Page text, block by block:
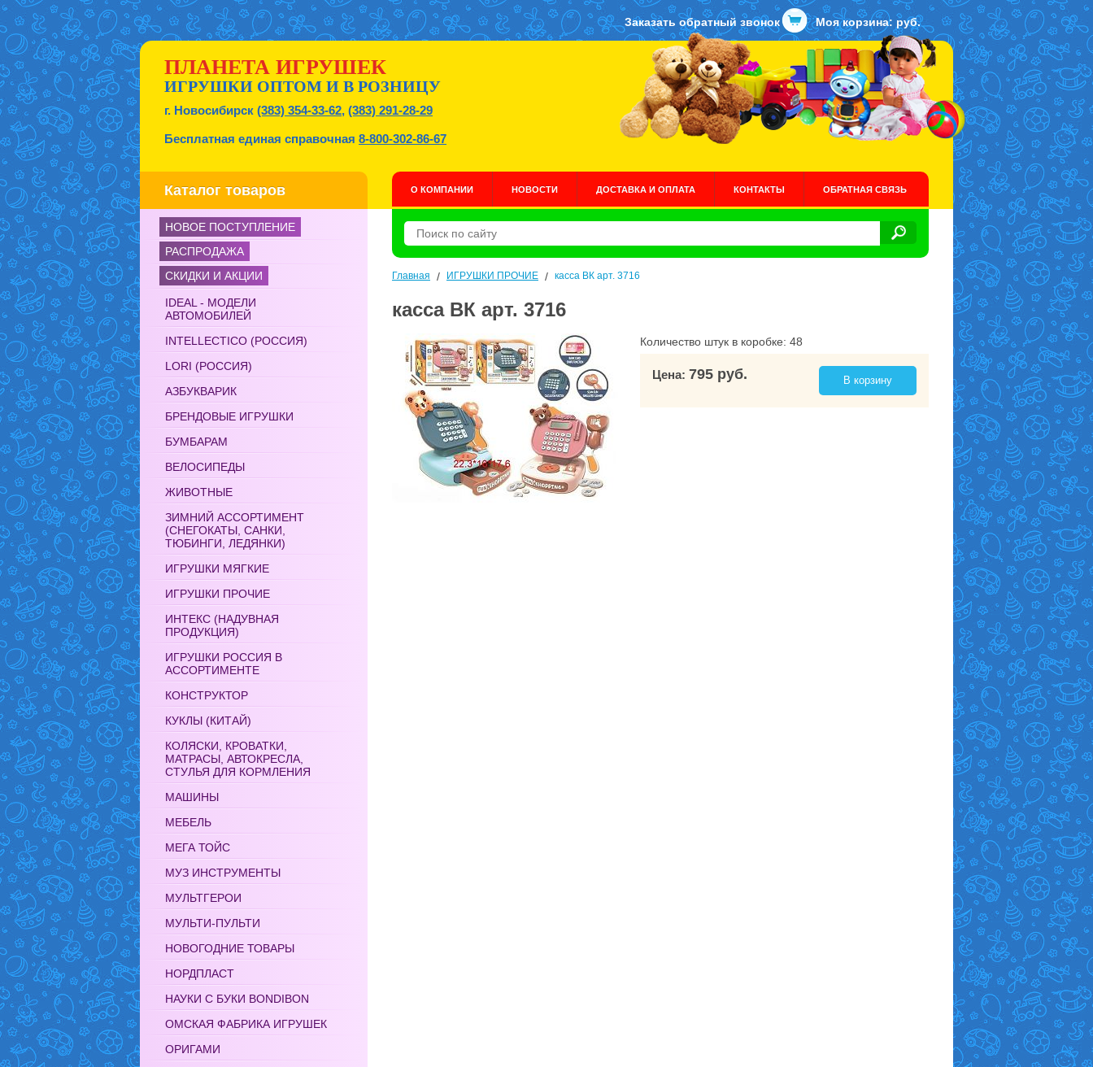
Заказать обратный звонок Моя корзина: руб.
ПЛАНЕТА ИГРУШЕК
ИГРУШКИ ОПТОМ И В РОЗНИЦУ
г. Новосибирск (383) 354-33-62, (383) 291-28-29
Бесплатная единая справочная 8-800-302-86-67
Каталог товаров О КОМПАНИИ НОВОСТИ ДОСТАВКА И ОПЛАТА КОНТАКТЫ ОБРАТНАЯ СВЯЗЬ
НОВОЕ ПОСТУПЛЕНИЕ
РАСПРОДАЖА
СКИДКИ И АКЦИИ
IDEAL - МОДЕЛИ
АВТОМОБИЛЕЙ
INTELLECTICO (РОССИЯ)
LORI (РОССИЯ)
АЗБУКВАРИК
БРЕНДОВЫЕ ИГРУШКИ
БУМБАРАМ
ВЕЛОСИПЕДЫ
ЖИВОТНЫЕ
ЗИМНИЙ АССОРТИМЕНТ
(СНЕГОКАТЫ, САНКИ,
ТЮБИНГИ, ЛЕДЯНКИ)
ИГРУШКИ МЯГКИЕ
ИГРУШКИ ПРОЧИЕ
ИНТЕКС (НАДУВНАЯ
ПРОДУКЦИЯ)
ИГРУШКИ РОССИЯ В
АССОРТИМЕНТЕ
КОНСТРУКТОР
КУКЛЫ (КИТАЙ)
КОЛЯСКИ, КРОВАТКИ,
МАТРАСЫ, АВТОКРЕСЛА,
СТУЛЬЯ ДЛЯ КОРМЛЕНИЯ
МАШИНЫ
МЕБЕЛЬ
МЕГА ТОЙС
МУЗ ИНСТРУМЕНТЫ
МУЛЬТГЕРОИ
МУЛЬТИ-ПУЛЬТИ
НОВОГОДНИЕ ТОВАРЫ
НОРДПЛАСТ
НАУКИ С БУКИ BONDIBON
ОМСКАЯ ФАБРИКА ИГРУШЕК
ОРИГАМИ
Главная / ИГРУШКИ ПРОЧИЕ / касса ВК арт. 3716
касса ВК арт. 3716
Количество штук в коробке: 48
Цена: 795 руб. В корзину